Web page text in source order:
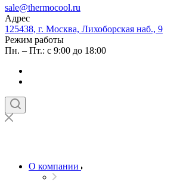
sale@thermocool.ru
Адрес
125438, г. Москва, Лихоборская наб., 9
Режим работы
Пн. – Пт.: с 9:00 до 18:00
О компании